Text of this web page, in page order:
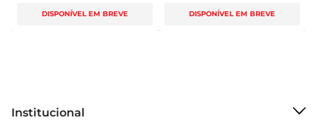
DISPONÍVEL EM BREVE DISPONÍVEL EM BREVE
Institucional